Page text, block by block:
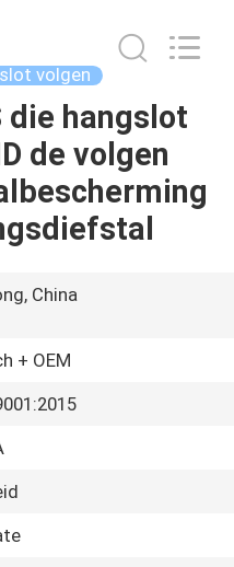
volgen
die hangslot
de volgen
China
+ OEM